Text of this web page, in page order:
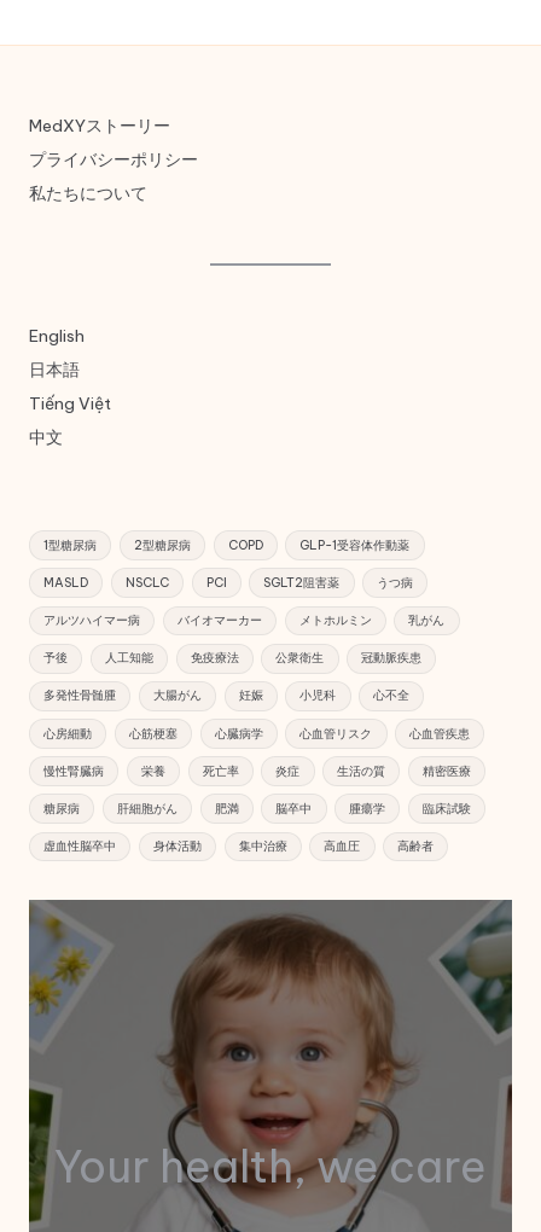
MedXYストーリー
プライバシーポリシー
私たちについて
English
日本語
Tiếng Việt
中文
1型糖尿病 2型糖尿病 COPD GLP-1受容体作動薬
MASLD NSCLC PCI SGLT2阻害薬 うつ病
アルツハイマー病 バイオマーカー メトホルミン 乳がん
予後 人工知能 免疫療法 公衆衛生 冠動脈疾患
多発性骨髄腫 大腸がん 妊娠 小児科 心不全
心房細動 心筋梗塞 心臓病学 心血管リスク 心血管疾患
慢性腎臓病 栄養 死亡率 炎症 生活の質 精密医療
糖尿病 肝細胞がん 肥満 脳卒中 腫瘍学 臨床試験
虚血性脳卒中 身体活動 集中治療 高血圧 高齢者
Your health, we care